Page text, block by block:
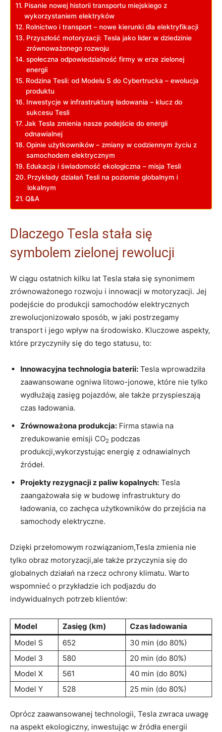
Pisanie ⁢nowej historii transportu miejskiego‌ z
wykorzystaniem elektryków
Rolnictwo i transport – nowe kierunki dla elektryfikacji
Przyszłość motoryzacji: Tesla jako lider w dziedzinie
zrównoważonego rozwoju
społeczna​ odpowiedzialność firmy w erze zielonej
energii
Rodzina Tesli: od Modelu S do Cybertrucka – ewolucja⁤
produktu
Inwestycje w infrastrukturę ładowania – klucz⁤ do
sukcesu Tesli
Jak Tesla zmienia nasze podejście do​ energii
odnawialnej
Opinie użytkowników – zmiany w codziennym życiu z
samochodem elektrycznym
Edukacja i świadomość ekologiczna – misja Tesli
Przykłady‌ działań Tesli na poziomie globalnym i
lokalnym
Q&A
Dlaczego Tesla stała się
symbolem zielonej rewolucji
W ciągu ostatnich kilku ⁤lat Tesla stała się synonimem
zrównoważonego rozwoju i innowacji w motoryzacji. Jej
podejście do produkcji ⁢samochodów⁢ elektrycznych
zrewolucjonizowało sposób, w jaki​ postrzegamy
transport i jego wpływ na środowisko. Kluczowe aspekty,
które przyczyniły się do tego statusu, to:
Innowacyjna technologia baterii: ⁣Tesla wprowadziła
zaawansowane ogniwa ​litowo-jonowe, które nie tylko
wydłużają zasięg ​pojazdów, ‍ale także przyspieszają
czas ładowania.
Zrównoważona​ produkcja: Firma stawia na
zredukowanie emisji ⁢CO2 podczas
produkcji,wykorzystując energię z odnawialnych
źródeł.
Projekty rezygnacji z paliw kopalnych: Tesla
zaangażowała się w budowę​ infrastruktury do
ładowania, co zachęca użytkowników do przejścia na
samochody elektryczne.
Dzięki przełomowym rozwiązaniom,Tesla zmienia nie
‍tylko obraz motoryzacji,ale także przyczynia się do
globalnych działań ⁢na rzecz ochrony klimatu. Warto
wspomnieć o przykładzie ich ⁢podjazdu do
indywidualnych potrzeb klientów:
Model Zasięg (km)
Czas ładowania
Model S
652
30 min (do 80%)
Model 3
580
20 min (do 80%)
Model X
561
40 min (do 80%)
Model Y
528 25 min (do 80%)
Oprócz zaawansowanej technologii, Tesla zwraca uwagę
na aspekt ekologiczny, inwestując w źródła energii